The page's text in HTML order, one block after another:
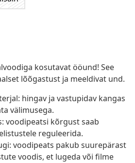
kosutavat ööund! See
lõõgastust ja meeldivat und.
hingav ja vastupidav kangas
välimusega.
voodipeatsi kõrgust saab
reguleerida.
voodipeats pakub suurepärast
voodis, et lugeda või filme